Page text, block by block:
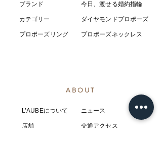
ブランド
カテゴリー
プロポーズリング
今日、渡せる婚約指輪
ダイヤモンドプロポーズ
プロポーズネックレス
ABOUT
L’AUBEについて
店舗
​ニュース
​交通アクセス